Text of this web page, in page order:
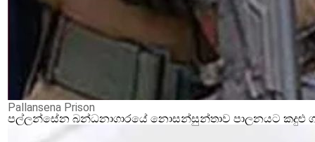
Pallansena Prison
පල්ලන්සේන බන්ධනාගාරයේ නොසන්සුන්තාව පාලනයට කදුළු